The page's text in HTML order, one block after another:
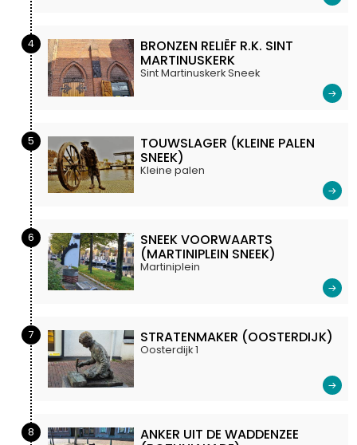
4 BRONZEN RELIËF R.K. SINT
MARTINUSKERK
Sint Martinuskerk Sneek
5 TOUWSLAGER (KLEINE PALEN
SNEEK)
Kleine palen
6 SNEEK VOORWAARTS
(MARTINIPLEIN SNEEK)
Martiniplein
7 STRATENMAKER (OOSTERDIJK)
Oosterdijk 1
8 ANKER UIT DE WADDENZEE